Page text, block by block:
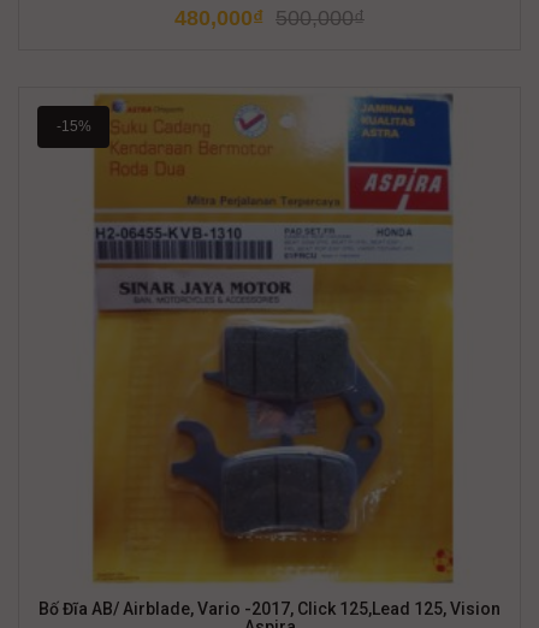
500,000₫
480,000₫
-15%
Bố Đĩa AB/ Airblade, Vario -2017, Click 125,Lead 125, Vision